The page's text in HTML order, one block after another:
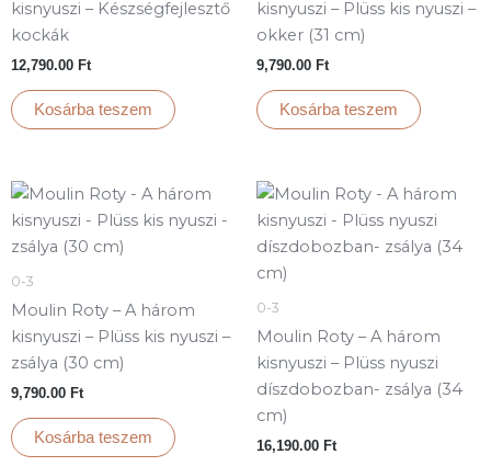
kisnyuszi – Készségfejlesztő
kockák
12,790.00 Ft
Kosárba teszem
kisnyuszi – Plüss kis nyuszi –
okker (31 cm)
9,790.00 Ft
Kosárba teszem
0-3
Moulin Roty – A három
kisnyuszi – Plüss kis nyuszi –
zsálya (30 cm)
9,790.00 Ft
Kosárba teszem
0-3
Moulin Roty – A három
kisnyuszi – Plüss nyuszi
díszdobozban- zsálya (34
cm)
16,190.00 Ft